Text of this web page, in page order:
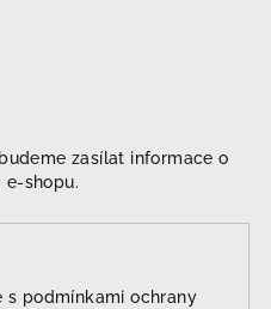
zasílat informace o
e-shopu.
s podmínkami ochrany